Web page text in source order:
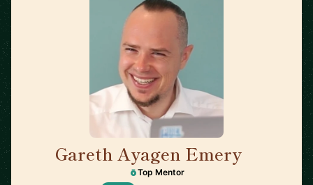
Gareth Ayagen Emery
Top Mentor